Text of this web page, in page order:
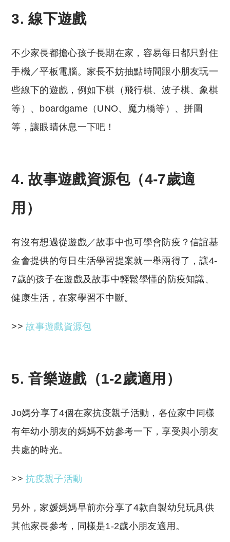
3. 線下遊戲
不少家長都擔心孩子長期在家，容易每日都只對住
手機／平板電腦。家長不妨抽點時間跟小朋友玩一
些線下的遊戲，例如下棋（飛行棋、波子棋、象棋
等）、boardgame（UNO、魔力橋等）、拼圖
等，讓眼睛休息一下吧！
4. 故事遊戲資源包（4-7歲適
用）
有沒有想過從遊戲／故事中也可學會防疫？信誼基
金會提供的每日生活學習提案就一舉兩得了，讓4-
7歲的孩子在遊戲及故事中輕鬆學懂的防疫知識、
健康生活，在家學習不中斷。
>>故事遊戲資源包
5. 音樂遊戲（1-2歲適用）
Jo媽分享了4個在家抗疫親子活動，各位家中同樣
有年幼小朋友的媽媽不妨參考一下，享受與小朋友
共處的時光。
>>抗疫親子活動
另外，家媛媽媽早前亦分享了4款自製幼兒玩具供
其他家長參考，同樣是1-2歲小朋友適用。